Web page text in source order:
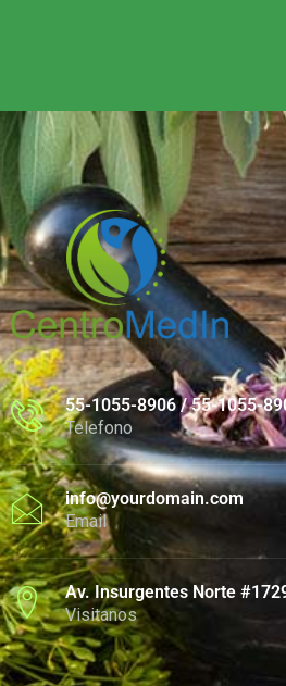
55-1055-8906 / 55-1055-
Telefono
info@yourdomain.com
Email
Av. Insurgentes Norte
Visitanos